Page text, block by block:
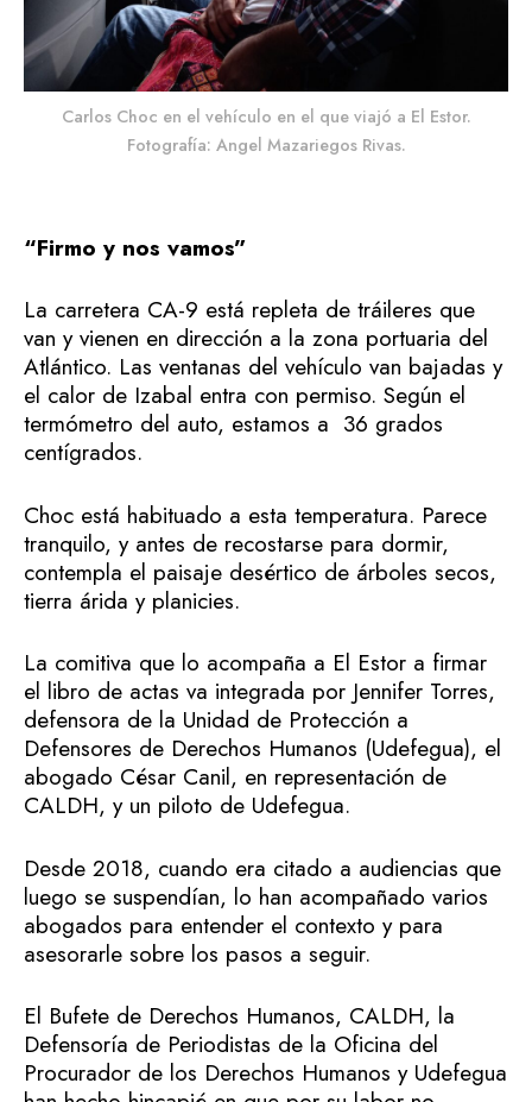
Carlos Choc en el vehículo en el que viajó a El Estor.
Fotografía: Angel Mazariegos Rivas.
“Firmo y nos vamos”
La carretera CA-9 está repleta de tráileres que
van y vienen en dirección a la zona portuaria del
Atlántico. Las ventanas del vehículo van bajadas y
el calor de Izabal entra con permiso. Según el
termómetro del auto, estamos a 36 grados
centígrados.
Choc está habituado a esta temperatura. Parece
tranquilo, y antes de recostarse para dormir,
contempla el paisaje desértico de árboles secos,
tierra árida y planicies.
La comitiva que lo acompaña a El Estor a firmar
el libro de actas va integrada por Jennifer Torres,
defensora de la Unidad de Protección a
Defensores de Derechos Humanos (Udefegua), el
abogado César Canil, en representación de
CALDH, y un piloto de Udefegua.
Desde 2018, cuando era citado a audiencias que
luego se suspendían, lo han acompañado varios
abogados para entender el contexto y para
asesorarle sobre los pasos a seguir.
El Bufete de Derechos Humanos, CALDH, la
Defensoría de Periodistas de la Oficina del
Procurador de los Derechos Humanos y Udefegua